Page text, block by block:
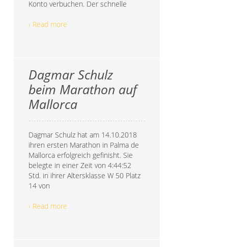
Konto verbuchen. Der schnelle
› Read more
Dagmar Schulz
beim Marathon auf
Mallorca
Dagmar Schulz hat am 14.10.2018
ihren ersten Marathon in Palma de
Mallorca erfolgreich gefinisht. Sie
belegte in einer Zeit von 4:44:52
Std. in ihrer Altersklasse W 50 Platz
14 von
› Read more